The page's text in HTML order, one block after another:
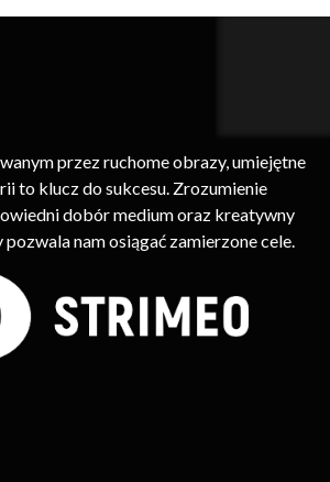
przez ruchome obrazy, umiejętne
to klucz do sukcesu. Zrozumienie
dobór medium oraz kreatywny
nam osiągać zamierzone cele.